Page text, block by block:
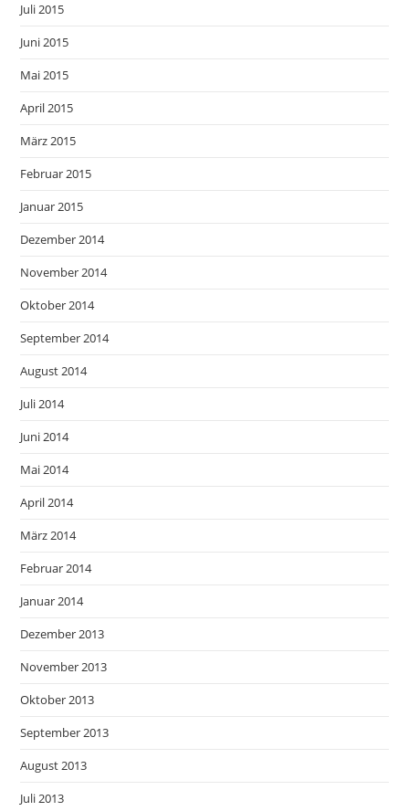
Juli 2015
Juni 2015
Mai 2015
April 2015
März 2015
Februar 2015
Januar 2015
Dezember 2014
November 2014
Oktober 2014
September 2014
August 2014
Juli 2014
Juni 2014
Mai 2014
April 2014
März 2014
Februar 2014
Januar 2014
Dezember 2013
November 2013
Oktober 2013
September 2013
August 2013
Juli 2013